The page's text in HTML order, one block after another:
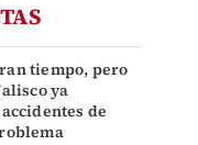
tiempo, pero
ya
de